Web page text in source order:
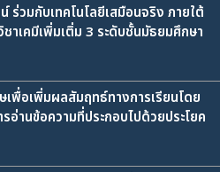
ร่วมกับเทคโนโลยีเสมือนจริง ภายใต้
าเคมีเพิ่มเติ่ม 3 ระดับชั้นมัธยมศึกษา
พื่อเพิ่มผลสัมฤทธ์ทางการเรียนโดย
อ่านข้อความที่ประกอบไปด้วยประโยค